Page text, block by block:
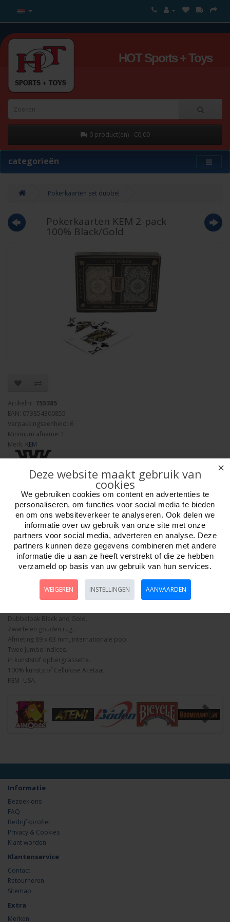
HOT Sports + Toys
0 product(en) - €0,00
categorieën
Pokerkaarten set dubbel
Pokerkaarten KEM 2-pack
100% Black/Gold
Artikelnr: 755385
EAN: 073854300855
Verpakkingseenheid: 6
Minimum afname: 1
Merk: KEM
Aantal
Bestellen
Omschrijving Foto hoge resolutie Details
Dubbelpak Black and Gold.
Zwarte en gouden rug.
Afmeting 89 x 63 mm, internationale pop.
Twee Jumbo indices.
in kunststof opbergcassette.
100% kunststof Cellulose Acetaat.
KEM- USA.
Informatie
Bezoek ons
FAQ
Bedrijfsprofiel
Privacy & Cookies
Klant worden
Klantenservice
Contact
Retourneren
Sitemap
Extra
Merken
✕
Deze website maakt gebruik van
cookies
We gebruiken cookies om content en advertenties te
personaliseren, om functies voor social media te bieden
en om ons websiteverkeer te analyseren. Ook delen we
informatie over uw gebruik van onze site met onze
partners voor social media, adverteren en analyse. Deze
partners kunnen deze gegevens combineren met andere
informatie die u aan ze heeft verstrekt of die ze hebben
verzameld op basis van uw gebruik van hun services.
WEIGEREN INSTELLINGEN AANVAARDEN